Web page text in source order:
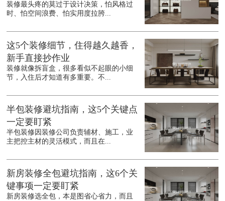
装修最头疼的莫过于设计决策，怕风格过
时、怕空间浪费、怕实用度拉胯...
这5个装修细节，住得越久越香，
新手直接抄作业
装修就像拆盲盒，很多看似不起眼的小细
节，入住后才知道有多重要。不...
半包装修避坑指南，这5个关键点
一定要盯紧
半包装修因装修公司负责辅材、施工，业
主把控主材的灵活模式，而且在...
新房装修全包避坑指南，这6个关
键事项一定要盯紧
新房装修选全包，本是图省心省力，而且